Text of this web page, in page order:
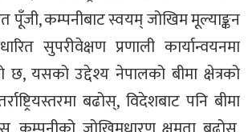
पूँजी, कम्पनीबाट स्वयम् जोखिम मूल्याङ्कन
सुपरीवेक्षण प्रणाली कार्यान्वयनमा
छ, यसको उद्देश्य नेपालको बीमा क्षेत्रको
बढोस्, विदेशबाट पनि बीमा